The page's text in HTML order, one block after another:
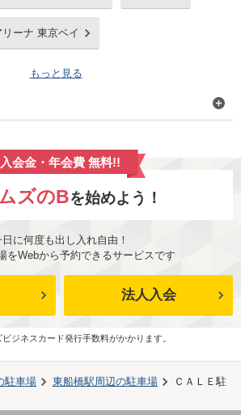
リーナ 東京ベイ
もっと見る
入会金・年会費 無料!!
ズのBを始めよう！
日に何度も出し入れ自由！
をWebから予約できるサービスです
法人入会
ジネスカード発行手数料がかかります。
駐車場 東船橋駅周辺の駐車場
ＣＡＬＥ駐